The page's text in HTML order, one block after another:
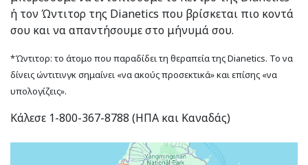
ή τον Ώντιτορ της Dianetics που βρίσκεται πιο κοντά
σου και να απαντήσουμε στο μήνυμά σου.
*Ώντιτορ: το άτομο που παραδίδει τη θεραπεία της Dianetics. Το να
δίνεις ώντιτινγκ σημαίνει «να ακούς προσεκτικά» και επίσης «να
υπολογίζεις».
Κάλεσε 1-800-367-8788 (ΗΠΑ και Καναδάς)